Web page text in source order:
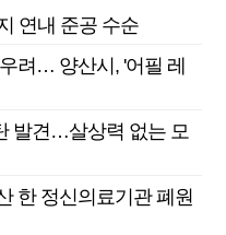
연내 준공 수순
려… 양산시, '어필 레
발견…살상력 없는 모
한 정신의료기관 폐원